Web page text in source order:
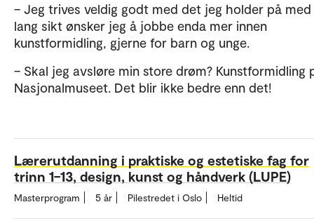
– Jeg trives veldig godt med det jeg holder på med
lang sikt ønsker jeg å jobbe enda mer innen
kunstformidling, gjerne for barn og unge.
– Skal jeg avsløre min store drøm? Kunstformidling
Nasjonalmuseet. Det blir ikke bedre enn det!
Lærerutdanning i praktiske og estetiske fag for
trinn 1–13, design, kunst og håndverk (LUPE)
Masterprogram 5 år Pilestredet i Oslo Heltid